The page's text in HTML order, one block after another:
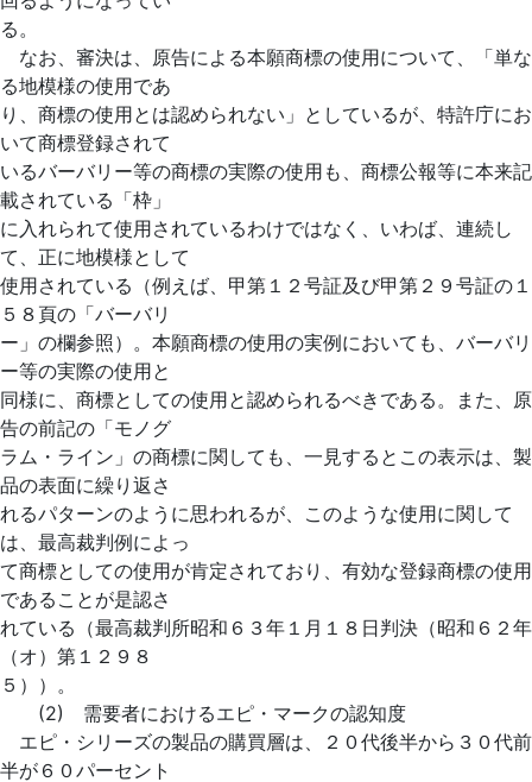
る。
なお、審決は、原告による本願商標の使用について、「単な
る地模様の使用であ
り、商標の使用とは認められない」としているが、特許庁にお
いて商標登録されて
いるバーバリー等の商標の実際の使用も、商標公報等に本来記
載されている「枠」
に入れられて使用されているわけではなく、いわば、連続し
て、正に地模様として
使用されている（例えば、甲第１２号証及び甲第２９号証の１
５８頁の「バーバリ
ー」の欄参照）。本願商標の使用の実例においても、バーバリ
ー等の実際の使用と
同様に、商標としての使用と認められるべきである。また、原
告の前記の「モノグ
ラム・ライン」の商標に関しても、一見するとこの表示は、製
品の表面に繰り返さ
れるパターンのように思われるが、このような使用に関して
は、最高裁判例によっ
て商標としての使用が肯定されており、有効な登録商標の使用
であることが是認さ
れている（最高裁判所昭和６３年１月１８日判決（昭和６２年
（オ）第１２９８
５））。
(2) 需要者におけるエピ・マークの認知度
エピ・シリーズの製品の購買層は、２０代後半から３０代前
半が６０パーセント